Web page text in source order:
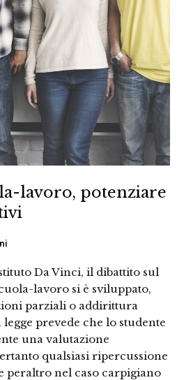
lavoro, potenziare
Da Vinci, il dibattito sul
lavoro si è sviluppato,
parziali o addirittura
legge prevede che lo studente
una valutazione
qualsiasi ripercussione
peraltro nel caso carpigiano